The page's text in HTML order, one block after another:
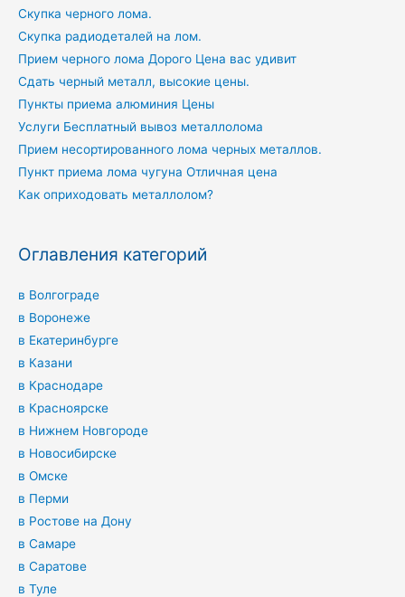
Скупка черного лома.
Скупка радиодеталей на лом.
Прием черного лома Дорого Цена вас удивит
Сдать черный металл, высокие цены.
Пункты приема алюминия Цены
Услуги Бесплатный вывоз металлолома
Прием несортированного лома черных металлов.
Пункт приема лома чугуна Отличная цена
Как оприходовать металлолом?
Оглавления категорий
в Волгограде
в Воронеже
в Екатеринбурге
в Казани
в Краснодаре
в Красноярске
в Нижнем Новгороде
в Новосибирске
в Омске
в Перми
в Ростове на Дону
в Самаре
в Саратове
в Туле